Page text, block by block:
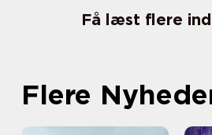
Få læst flere
Flere